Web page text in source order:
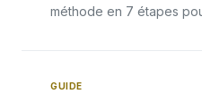
méthode en 7 étapes
GUIDE